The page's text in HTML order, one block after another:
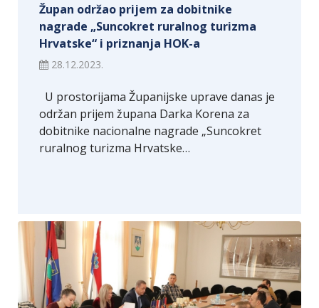
Župan održao prijem za dobitnike
nagrade „Suncokret ruralnog turizma
Hrvatske“ i priznanja HOK-a
28.12.2023.
U prostorijama Županijske uprave danas je
održan prijem župana Darka Korena za
dobitnike nacionalne nagrade „Suncokret
ruralnog turizma Hrvatske…